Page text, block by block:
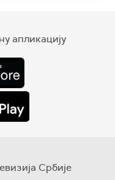
апликацију
Србије